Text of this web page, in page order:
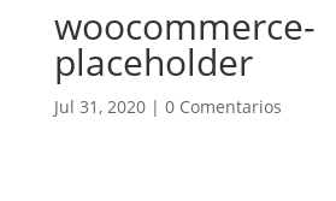
woocommerce-
placeholder
Jul 31, 2020| 0 Comentarios